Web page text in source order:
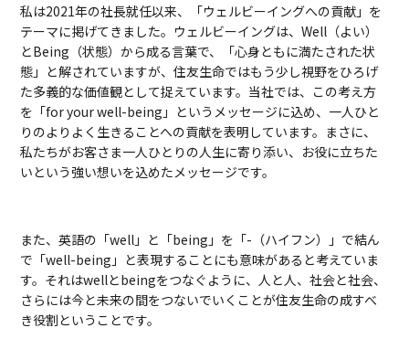
私は2021年の社長就任以来、「ウェルビーイングへの貢献」を
テーマに掲げてきました。ウェルビーイングは、Well（よい）
とBeing（状態）から成る言葉で、「心身ともに満たされた状
態」と解されていますが、住友生命ではもう少し視野をひろげ
た多義的な価値観として捉えています。当社では、この考え方
を「for your well-being」というメッセージに込め、一人ひと
りのよりよく生きることへの貢献を表明しています。まさに、
私たちがお客さま一人ひとりの人生に寄り添い、お役に立ちた
いという強い想いを込めたメッセージです。
また、英語の「well」と「being」を「-（ハイフン）」で結ん
で「well-being」と表現することにも意味があると考えていま
す。それはwellとbeingをつなぐように、人と人、社会と社会、
さらには今と未来の間をつないでいくことが住友生命の成すべ
き役割ということです。